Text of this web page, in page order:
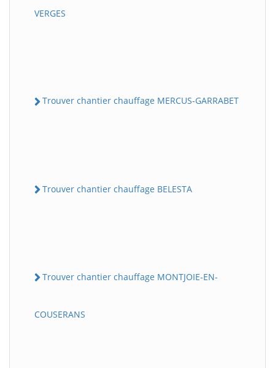
VERGES
Trouver chantier chauffage MERCUS-GARRABET
Trouver chantier chauffage BELESTA
Trouver chantier chauffage MONTJOIE-EN-
COUSERANS